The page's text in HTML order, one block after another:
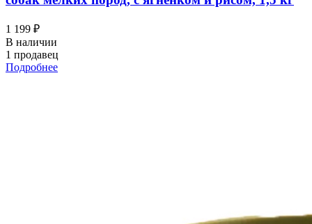
1 199 ₽
В наличии
1 продавец
Подробнее